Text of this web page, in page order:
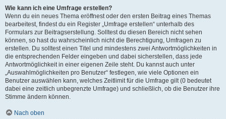
Wie kann ich eine Umfrage erstellen?
Wenn du ein neues Thema eröffnest oder den ersten Beitrag eines Themas
bearbeitest, findest du ein Register „Umfrage erstellen“ unterhalb des
Formulars zur Beitragserstellung. Solltest du diesen Bereich nicht sehen
können, so hast du wahrscheinlich nicht die Berechtigung, Umfragen zu
erstellen. Du solltest einen Titel und mindestens zwei Antwortmöglichkeiten in
die entsprechenden Felder eingeben und dabei sicherstellen, dass jede
Antwortmöglichkeit in einer eigenen Zeile steht. Du kannst auch unter
„Auswahlmöglichkeiten pro Benutzer“ festlegen, wie viele Optionen ein
Benutzer auswählen kann, welches Zeitlimit für die Umfrage gilt (0 bedeutet
dabei eine zeitlich unbegrenzte Umfrage) und schließlich, ob die Benutzer ihre
Stimme ändern können.
Nach oben